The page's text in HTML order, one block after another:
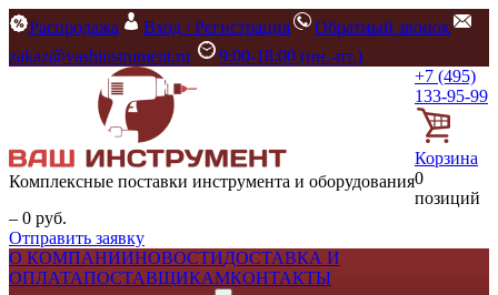
Распродажа Вход / Регистрация
Обратный звонок
zakaz@vashinstrument.ru
9:00-18:00 (пн.-пт.)
Комплексные поставки инструмента и оборудования
+7 (495)
133-95-99
Корзина
0
позиций
– 0 руб.
Отправить заявку
О КОМПАНИИНОВОСТИДОСТАВКА И
ОПЛАТАПОСТАВЩИКАМКОНТАКТЫ